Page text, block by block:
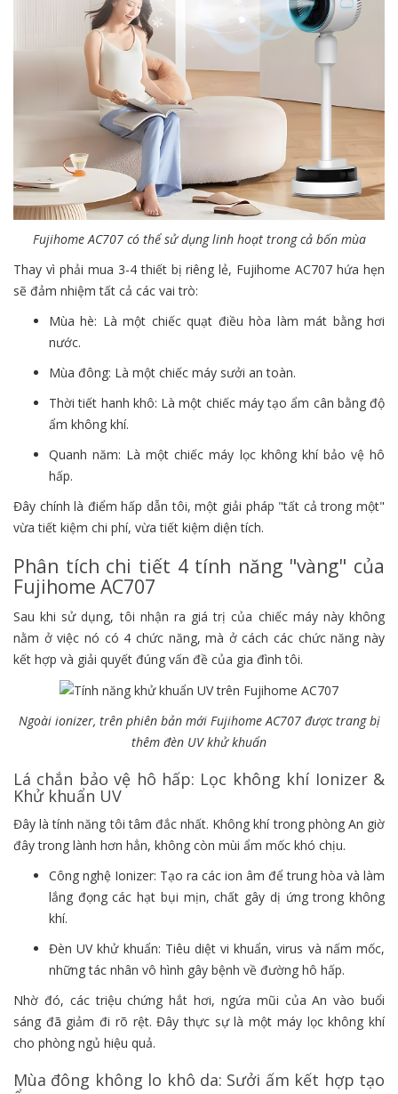
Fujihome AC707 có thể sử dụng linh hoạt trong cả bốn mùa
Thay vì phải mua 3-4 thiết bị riêng lẻ, Fujihome AC707 hứa hẹn
sẽ đảm nhiệm tất cả các vai trò:
Mùa hè: Là một chiếc quạt điều hòa làm mát bằng hơi
nước.
Mùa đông: Là một chiếc máy sưởi an toàn.
Thời tiết hanh khô: Là một chiếc máy tạo ẩm cân bằng độ
ẩm không khí.
Quanh năm: Là một chiếc máy lọc không khí bảo vệ hô
hấp.
Đây chính là điểm hấp dẫn tôi, một giải pháp "tất cả trong một"
vừa tiết kiệm chi phí, vừa tiết kiệm diện tích.
Phân tích chi tiết 4 tính năng "vàng" của
Fujihome AC707
Sau khi sử dụng, tôi nhận ra giá trị của chiếc máy này không
nằm ở việc nó có 4 chức năng, mà ở cách các chức năng này
kết hợp và giải quyết đúng vấn đề của gia đình tôi.
Ngoài ionizer, trên phiên bản mới Fujihome AC707 được trang bị
thêm đèn UV khử khuẩn
Lá chắn bảo vệ hô hấp: Lọc không khí Ionizer &
Khử khuẩn UV
Đây là tính năng tôi tâm đắc nhất. Không khí trong phòng An giờ
đây trong lành hơn hẳn, không còn mùi ẩm mốc khó chịu.
Công nghệ Ionizer: Tạo ra các ion âm để trung hòa và làm
lắng đọng các hạt bụi mịn, chất gây dị ứng trong không
khí.
Đèn UV khử khuẩn: Tiêu diệt vi khuẩn, virus và nấm mốc,
những tác nhân vô hình gây bệnh về đường hô hấp.
Nhờ đó, các triệu chứng hắt hơi, ngứa mũi của An vào buổi
sáng đã giảm đi rõ rệt. Đây thực sự là một máy lọc không khí
cho phòng ngủ hiệu quả.
Mùa đông không lo khô da: Sưởi ấm kết hợp tạo